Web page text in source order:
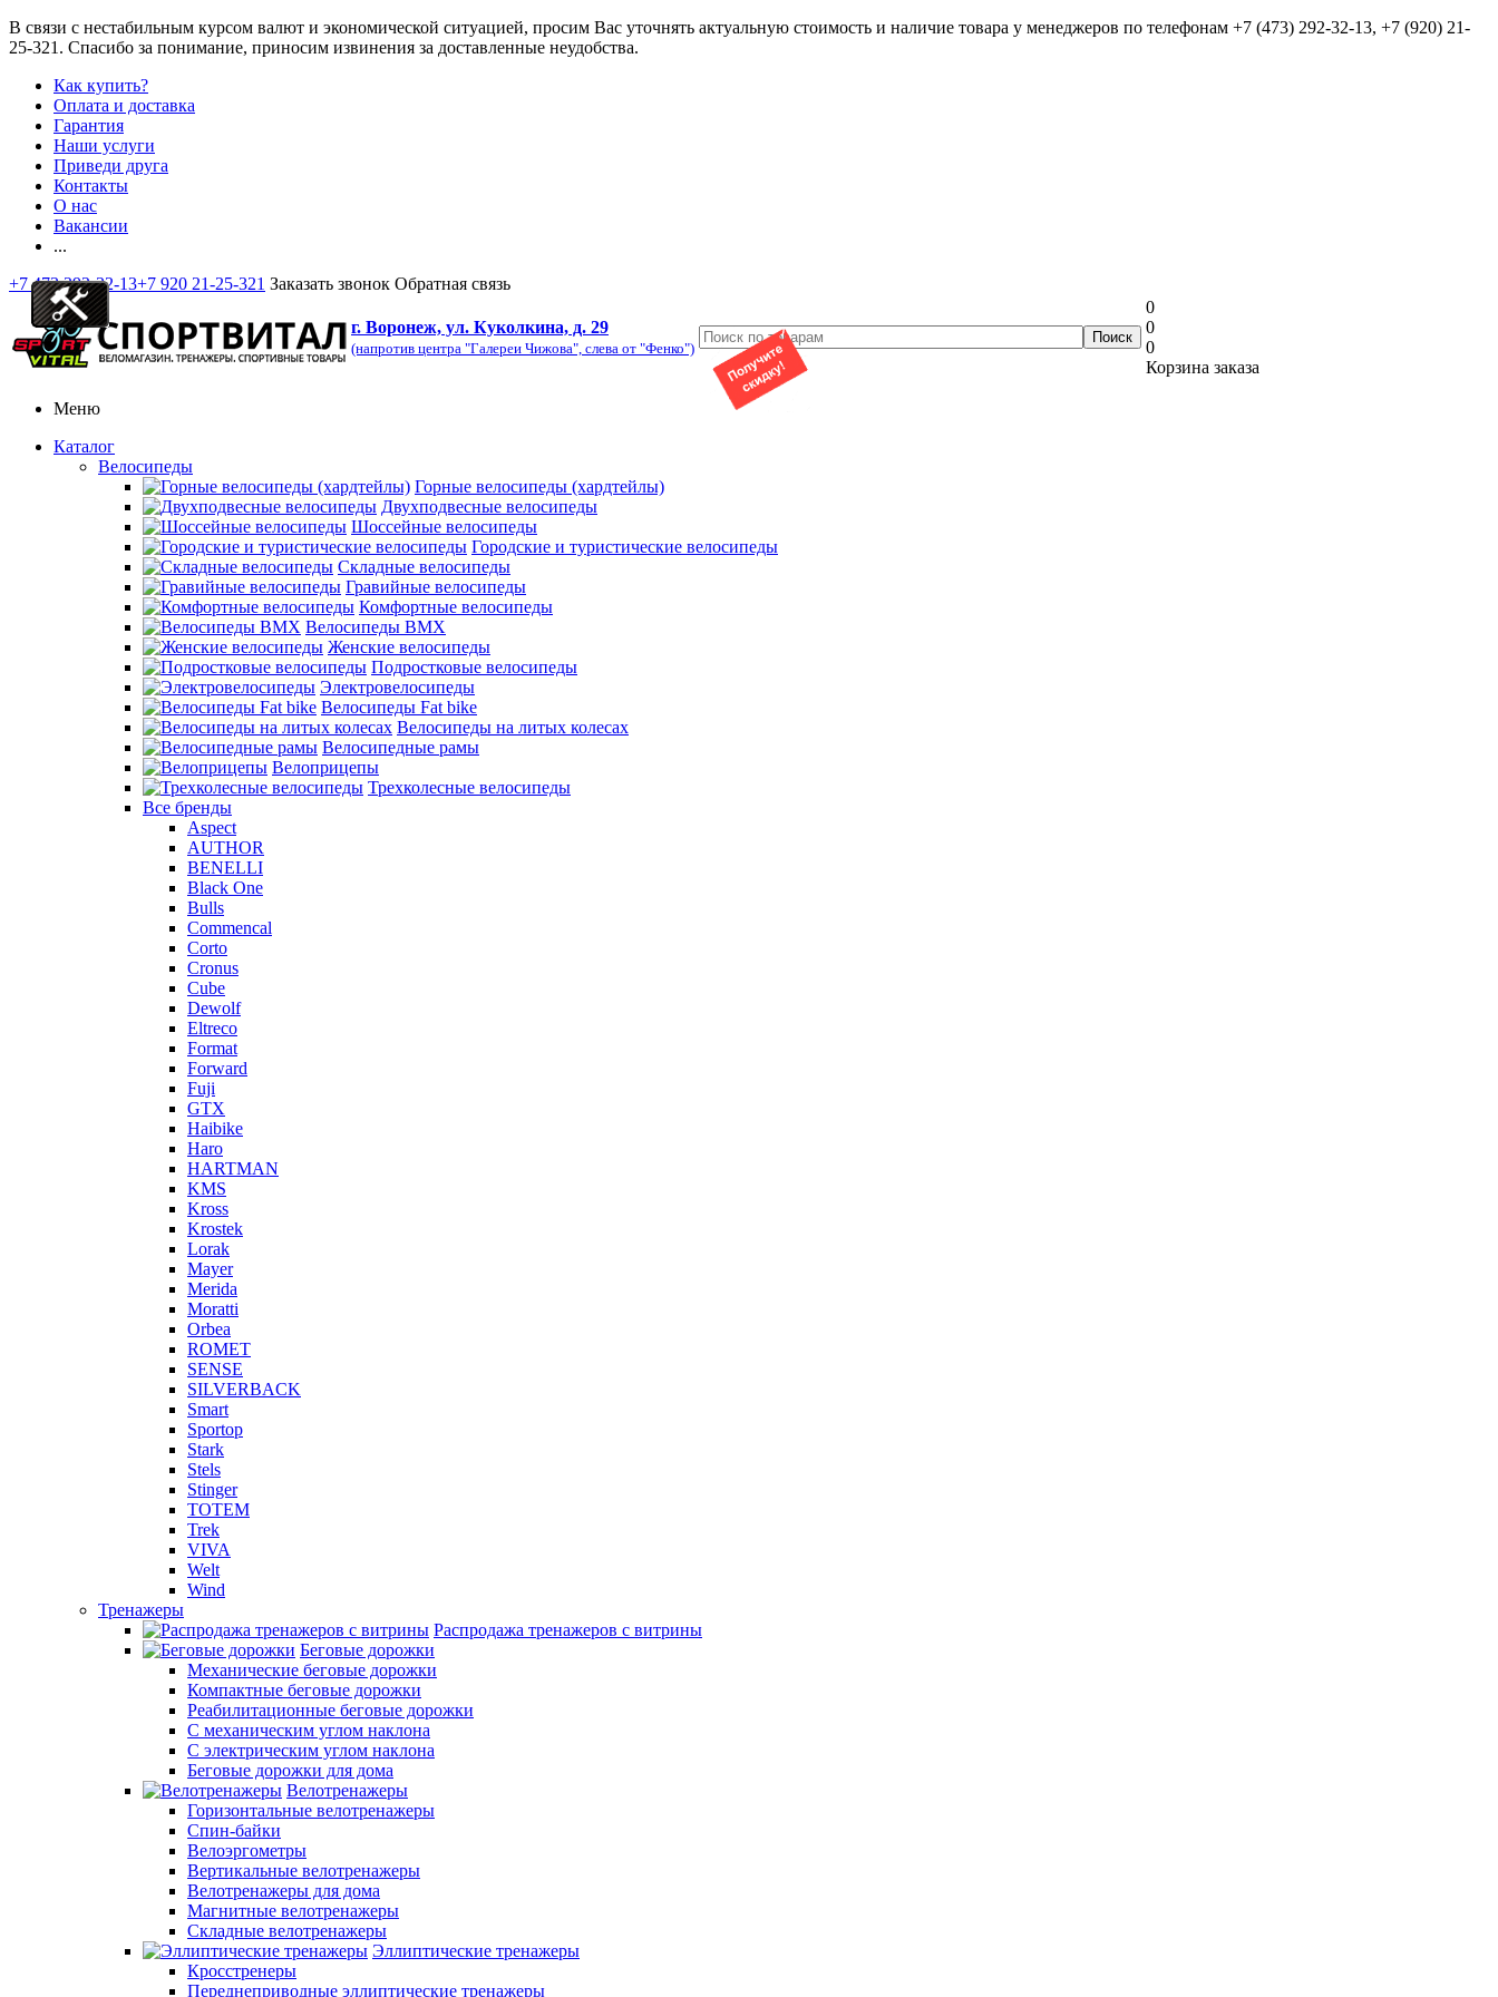
В связи с нестабильным курсом валют и экономической ситуацией, просим Вас уточнять актуальную стоимость и наличие товара у менеджеров по телефонам +7 (473) 292-32-13, +7 (920) 21-
25-321 . Спасибо за понимание, приносим извинения за доставленные неудобства.
Как купить?
Оплата и доставка
Гарантия
Наши услуги
Приведи друга
Контакты
О нас
Вакансии
...
+7 473 292-32-13+7 920 21-25-321 Заказать звонок Обратная связь
г. Воронеж, ул. Куколкина, д. 29
(напротив центра "Галереи Чижова", слева от "Фенко")
0
0
0
Корзина заказа
Меню
Каталог
Велосипеды
Горные велосипеды (хардтейлы)
Двухподвесные велосипеды
Шоссейные велосипеды
Городские и туристические велосипеды
Складные велосипеды
Гравийные велосипеды
Комфортные велосипеды
Велосипеды BMX
Женские велосипеды
Подростковые велосипеды
Электровелосипеды
Велосипеды Fat bike
Велосипеды на литых колесах
Велосипедные рамы
Велоприцепы
Трехколесные велосипеды
Все бренды
Aspect
AUTHOR
BENELLI
Black One
Bulls
Commencal
Corto
Cronus
Cube
Dewolf
Eltreco
Format
Forward
Fuji
GTX
Haibike
Haro
HARTMAN
KMS
Kross
Krostek
Lorak
Mayer
Merida
Moratti
Orbea
ROMET
SENSE
SILVERBACK
Smart
Sportop
Stark
Stels
Stinger
TOTEM
Trek
VIVA
Welt
Wind
Тренажеры
Распродажа тренажеров с витрины
Беговые дорожки
Механические беговые дорожки
Компактные беговые дорожки
Реабилитационные беговые дорожки
С механическим углом наклона
С электрическим углом наклона
Беговые дорожки для дома
Велотренажеры
Горизонтальные велотренажеры
Спин-байки
Велоэргометры
Вертикальные велотренажеры
Велотренажеры для дома
Магнитные велотренажеры
Складные велотренажеры
Эллиптические тренажеры
Кросстренеры
Переднеприводные эллиптические тренажеры